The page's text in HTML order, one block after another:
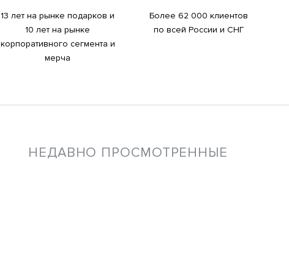
13 лет на рынке подарков и
10 лет на рынке
корпоративного сегмента и
мерча
Более 62 000 клиентов
по всей России и СНГ
НЕДАВНО ПРОСМОТРЕННЫЕ